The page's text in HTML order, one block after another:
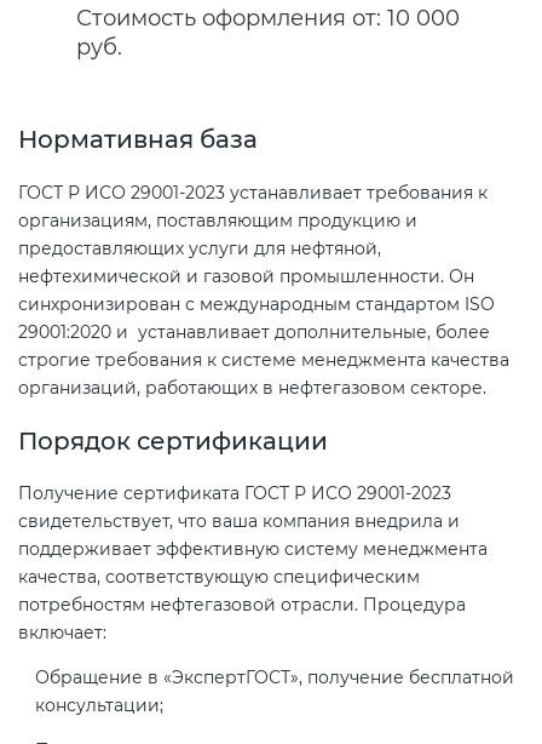
Стоимость оформления от: 10 000
руб.
Нормативная база
ГОСТ Р ИСО 29001-2023 устанавливает требования к
организациям, поставляющим продукцию и
предоставляющих услуги для нефтяной,
нефтехимической и газовой промышленности. Он
синхронизирован с международным стандартом ISO
29001:2020 и устанавливает дополнительные, более
строгие требования к системе менеджмента качества
организаций, работающих в нефтегазовом секторе.
Порядок сертификации
Получение сертификата ГОСТ Р ИСО 29001-2023
свидетельствует, что ваша компания внедрила и
поддерживает эффективную систему менеджмента
качества, соответствующую специфическим
потребностям нефтегазовой отрасли. Процедура
включает:
Обращение в «ЭкспертГОСТ», получение бесплатной
консультации;
Сертификация бытовой техники
промышленности
Сертификация мебели
Сертификация упаковки
Сертификация импортной
продукции
Сертификация для
Сертификация детских товаров
Сертификация спортивных
товаров
Сертификация электротехники
Сертификат ГОСТ Р ИСО/МЭК
20000-1-2021
Сертификат ГОСТ Р ИСО 26000-
2012
Сертификат ГОСТ Р ИСО/МЭК
27001-2021
Сертификат на ИСМ
Регистрация товарного знака
(торговой марки) в Роспатенте
Регистрация товарного знака
(торговой марки) в Роспатенте
Регистрация товарного знака
(торговой марки) в Роспатенте
Заключение ФСТЭК
Декларация связи Минцифры
О безопасности дорог (ТР ТС
О безопасности оборудования
средах (ТР ТС 012/2011)
ТР ТС 011/2011 «Безопасность
лифтов»
О требованиях к средствам
безопасности и пожаротушения
Декларация соответствия ТР ТС
004/2011
Декларация ТР ТС
Декларирование косметики (ТР
ТС 009)